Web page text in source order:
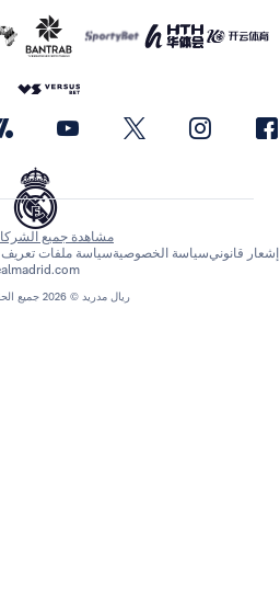
مشاهدة جميع الشركات الراعية
الخصوصيةسياسة ملفات تعريف الارتباط "كوكيز
realmadrid.com